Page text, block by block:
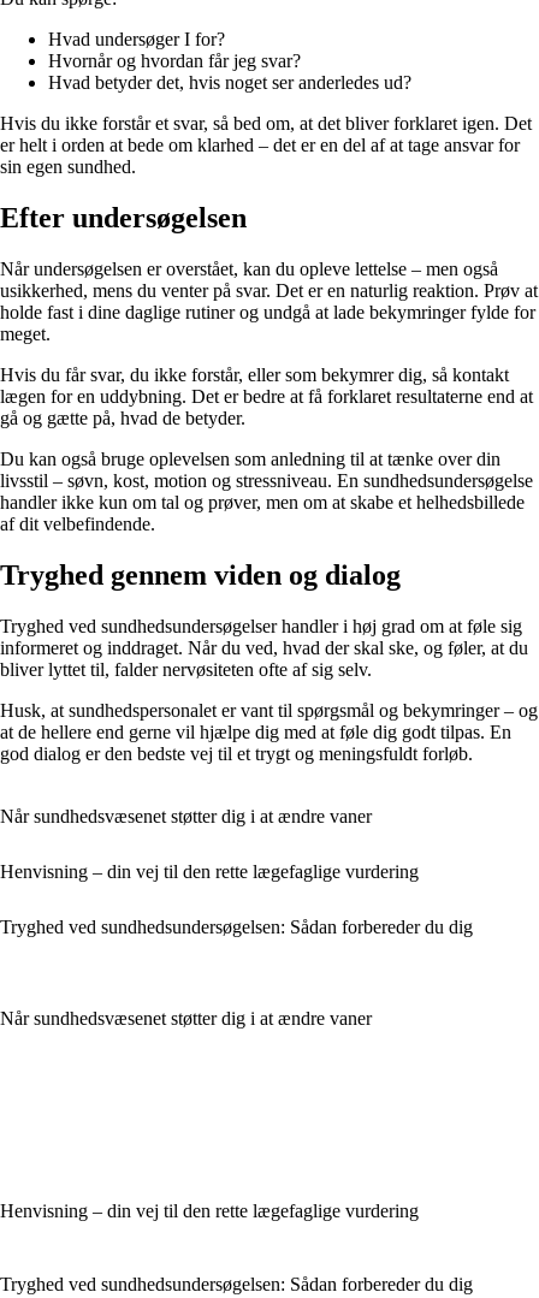
Hvad undersøger I for?
Hvornår og hvordan får jeg svar?
Hvad betyder det, hvis noget ser anderledes ud?
Hvis du ikke forstår et svar, så bed om, at det bliver forklaret igen. Det
er helt i orden at bede om klarhed – det er en del af at tage ansvar for
sin egen sundhed.
Efter undersøgelsen
Når undersøgelsen er overstået, kan du opleve lettelse – men også
usikkerhed, mens du venter på svar. Det er en naturlig reaktion. Prøv at
holde fast i dine daglige rutiner og undgå at lade bekymringer fylde for
meget.
Hvis du får svar, du ikke forstår, eller som bekymrer dig, så kontakt
lægen for en uddybning. Det er bedre at få forklaret resultaterne end at
gå og gætte på, hvad de betyder.
Du kan også bruge oplevelsen som anledning til at tænke over din
livsstil – søvn, kost, motion og stressniveau. En sundhedsundersøgelse
handler ikke kun om tal og prøver, men om at skabe et helhedsbillede
af dit velbefindende.
Tryghed gennem viden og dialog
Tryghed ved sundhedsundersøgelser handler i høj grad om at føle sig
informeret og inddraget. Når du ved, hvad der skal ske, og føler, at du
bliver lyttet til, falder nervøsiteten ofte af sig selv.
Husk, at sundhedspersonalet er vant til spørgsmål og bekymringer – og
at de hellere end gerne vil hjælpe dig med at føle dig godt tilpas. En
god dialog er den bedste vej til et trygt og meningsfuldt forløb.
Når sundhedsvæsenet støtter dig i at ændre vaner
Henvisning – din vej til den rette lægefaglige vurdering
Tryghed ved sundhedsundersøgelsen: Sådan forbereder du dig
Når sundhedsvæsenet støtter dig i at ændre vaner
Henvisning – din vej til den rette lægefaglige vurdering
Tryghed ved sundhedsundersøgelsen: Sådan forbereder du dig